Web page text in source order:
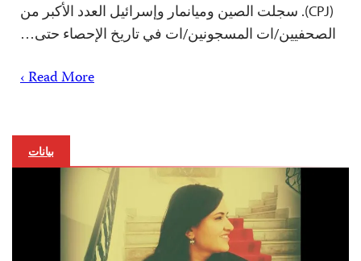
(CPJ). سجلت الصين وميانمار وإسرائيل العدد الأكبر من
الصحفيين/ات المسجونين/ات في تاريخ الإحصاء حتى…
Read More ›
بيانات